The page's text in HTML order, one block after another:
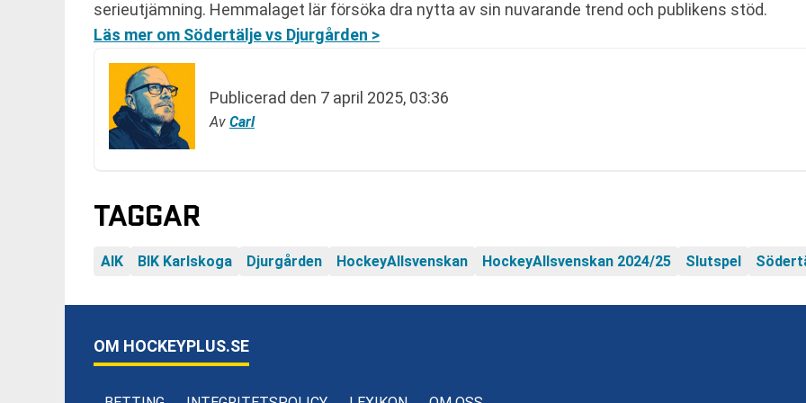
serieutjämning. Hemmalaget lär försöka dra nytta av sin nuvarande trend och publikens stöd.
Läs mer om Södertälje vs Djurgården >
Publicerad den 7 april 2025, 03:36
Av Carl
TAGGAR
AIK BIK Karlskoga Djurgården HockeyAllsvenskan HockeyAllsvenskan 2024/25 Slutspel
OM HOCKEYPLUS.SE